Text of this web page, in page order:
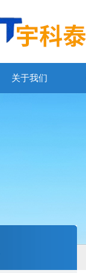
关于我们